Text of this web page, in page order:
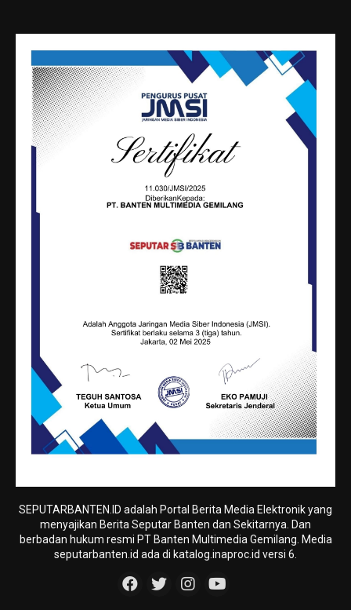
SEPUTARBANTEN.ID adalah Portal Berita Media Elektronik yang
menyajikan Berita Seputar Banten dan Sekitarnya. Dan
berbadan hukum resmi PT Banten Multimedia Gemilang. Media
seputarbanten.id ada di katalog.inaproc.id versi 6.